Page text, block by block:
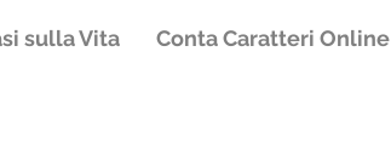
sulla Vita Conta Caratteri Online